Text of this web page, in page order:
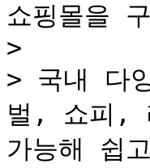
쇼핑몰을
>
> 국내 다
벌, 쇼피,
가능해 쉽